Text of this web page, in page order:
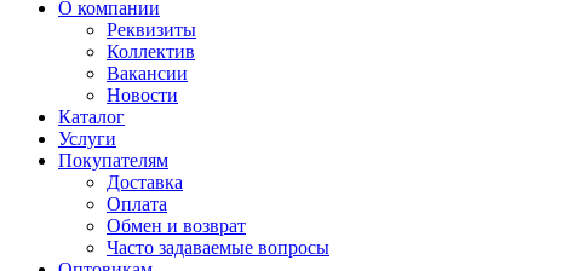
О компании
Реквизиты
Коллектив
Вакансии
Новости
Каталог
Услуги
Покупателям
Доставка
Оплата
Обмен и возврат
Часто задаваемые вопросы